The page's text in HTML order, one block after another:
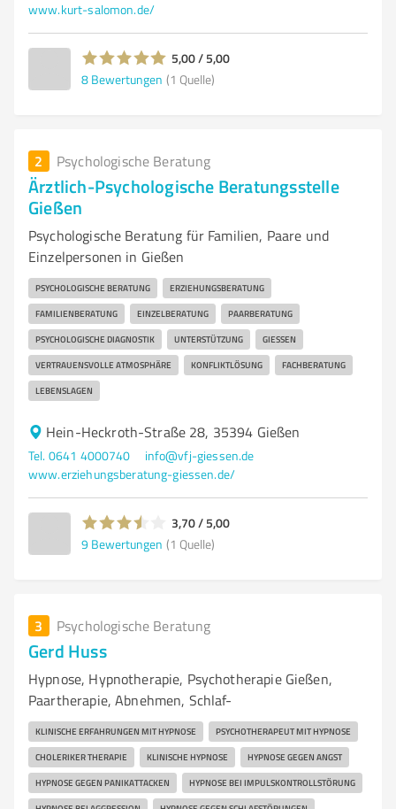
www.kurt-salomon.de/
5,00 / 5,00
8 Bewertungen (1 Quelle)
2 Psychologische Beratung
Ärztlich-Psychologische Beratungsstelle
Gießen
Psychologische Beratung für Familien, Paare und
Einzelpersonen in Gießen
PSYCHOLOGISCHE BERATUNG ERZIEHUNGSBERATUNG
FAMILIENBERATUNG EINZELBERATUNG PAARBERATUNG
PSYCHOLOGISCHE DIAGNOSTIK UNTERSTÜTZUNG GIESSEN
VERTRAUENSVOLLE ATMOSPHÄRE KONFLIKTLÖSUNG FACHBERATUNG
LEBENSLAGEN
Hein-Heckroth-Straße 28, 35394 Gießen
Tel. 0641 4000740
info@vfj-giessen.de
www.erziehungsberatung-giessen.de/
3,70 / 5,00
9 Bewertungen (1 Quelle)
3 Psychologische Beratung
Gerd Huss
Hypnose, Hypnotherapie, Psychotherapie Gießen,
Paartherapie, Abnehmen, Schlaf-
KLINISCHE ERFAHRUNGEN MIT HYPNOSE PSYCHOTHERAPEUT MIT HYPNOSE
CHOLERIKER THERAPIE KLINISCHE HYPNOSE HYPNOSE GEGEN ANGST
HYPNOSE GEGEN PANIKATTACKEN HYPNOSE BEI IMPULSKONTROLLSTÖRUNG